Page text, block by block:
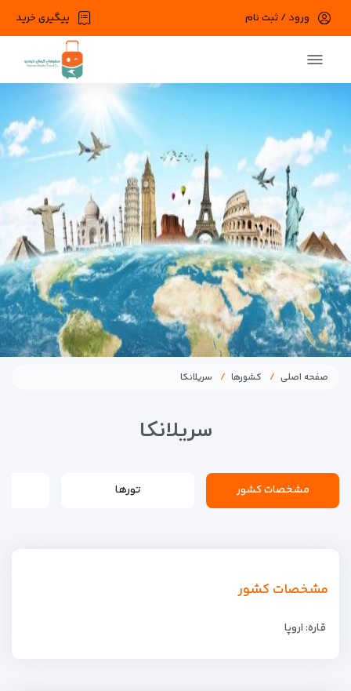
پیگیری خرید ورود / ثبت نام
صفحه اصلی کشورها سریلانکا
سریلانکا
مشخصات کشور تورها
مشخصات کشور
قاره: اروپا